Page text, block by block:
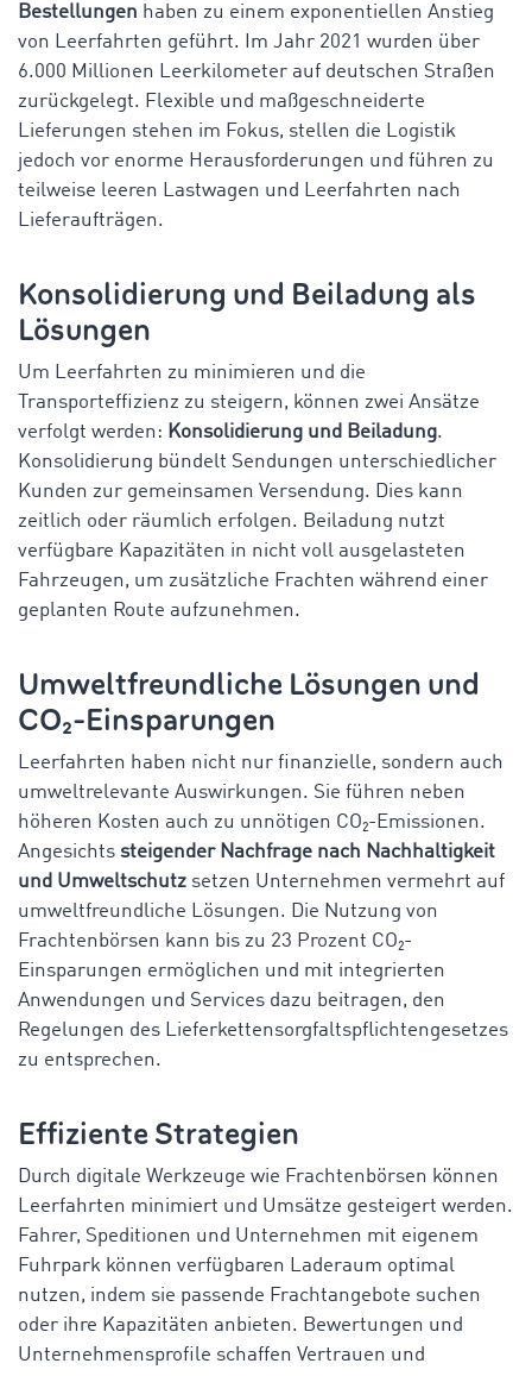
Bestellungen haben zu einem exponentiellen Anstieg
von Leerfahrten geführt. Im Jahr 2021 wurden über
6.000 Millionen Leerkilometer auf deutschen Straßen
zurückgelegt. Flexible und maßgeschneiderte
Lieferungen stehen im Fokus, stellen die Logistik
jedoch vor enorme Herausforderungen und führen zu
teilweise leeren Lastwagen und Leerfahrten nach
Lieferaufträgen.
Konsolidierung und Beiladung als
Lösungen
Um Leerfahrten zu minimieren und die
Transporteffizienz zu steigern, können zwei Ansätze
verfolgt werden: Konsolidierung und Beiladung.
Konsolidierung bündelt Sendungen unterschiedlicher
Kunden zur gemeinsamen Versendung. Dies kann
zeitlich oder räumlich erfolgen. Beiladung nutzt
verfügbare Kapazitäten in nicht voll ausgelasteten
Fahrzeugen, um zusätzliche Frachten während einer
geplanten Route aufzunehmen.
Umweltfreundliche Lösungen und
CO₂-Einsparungen
Leerfahrten haben nicht nur finanzielle, sondern auch
umweltrelevante Auswirkungen. Sie führen neben
höheren Kosten auch zu unnötigen CO₂-Emissionen.
Angesichts steigender Nachfrage nach Nachhaltigkeit
und Umweltschutz setzen Unternehmen vermehrt auf
umweltfreundliche Lösungen. Die Nutzung von
Frachtenbörsen kann bis zu 23 Prozent CO₂-
Einsparungen ermöglichen und mit integrierten
Anwendungen und Services dazu beitragen, den
Regelungen des Lieferkettensorgfaltspflichtengesetzes
zu entsprechen.
Effiziente Strategien
Durch digitale Werkzeuge wie Frachtenbörsen können
Leerfahrten minimiert und Umsätze gesteigert werden.
Fahrer, Speditionen und Unternehmen mit eigenem
Fuhrpark können verfügbaren Laderaum optimal
nutzen, indem sie passende Frachtangebote suchen
oder ihre Kapazitäten anbieten. Bewertungen und
Unternehmensprofile schaffen Vertrauen und